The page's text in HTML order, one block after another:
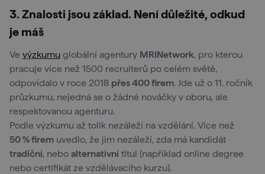
3. Znalosti jsou základ. Není důležité, odkud
je máš
Ve výzkumu globální agentury MRINetwork, pro kterou
pracuje více než 1500 recruiterů po celém světě,
odpovídalo v roce 2018 přes 400 firem. Jde už o 11. ročník
průzkumu, nejedná se o žádné nováčky v oboru, ale
respektovanou agenturu.
Podle výzkumu až tolik nezáleží na vzdělání. Více než
50 % firem uvedlo, že jim nezáleží, zda má kandidát
tradiční, nebo alternativní titul (například online degree
nebo certifikát ze vzdělávacího kurzu).